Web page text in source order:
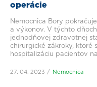
operácie
Nemocnica Bory
a výkonov. V týchto
jednodňovej zdravotnej
chirurgické zákroky, ktoré
hospitalizáciu pacientov
27. 04. 2023 Nemocnica